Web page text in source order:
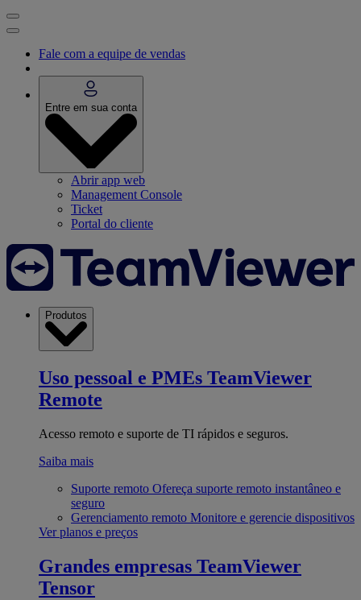
Fale com a equipe de vendas
Entre em sua conta
Abrir app web
Management Console
Ticket
Portal do cliente
Produtos
Uso pessoal e PMEs TeamViewer
Remote
Acesso remoto e suporte de TI rápidos e seguros.
Saiba mais
Suporte remoto Ofereça suporte remoto instantâneo e
seguro
Gerenciamento remoto Monitore e gerencie dispositivos
Ver planos e preços
Grandes empresas TeamViewer
Tensor